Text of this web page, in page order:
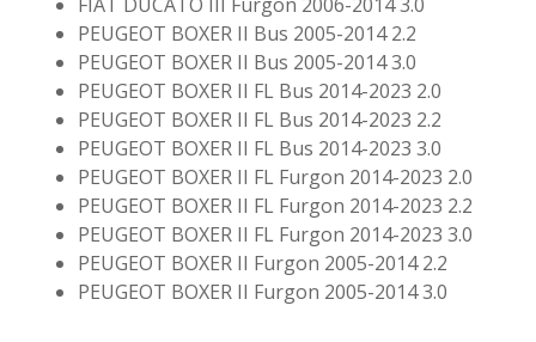
PEUGEOT BOXER II Bus 2005-2014 2.2
PEUGEOT BOXER II Bus 2005-2014 3.0
PEUGEOT BOXER II FL Bus 2014-2023 2.0
PEUGEOT BOXER II FL Bus 2014-2023 2.2
PEUGEOT BOXER II FL Bus 2014-2023 3.0
PEUGEOT BOXER II FL Furgon 2014-2023 2.0
PEUGEOT BOXER II FL Furgon 2014-2023 2.2
PEUGEOT BOXER II FL Furgon 2014-2023 3.0
PEUGEOT BOXER II Furgon 2005-2014 2.2
PEUGEOT BOXER II Furgon 2005-2014 3.0